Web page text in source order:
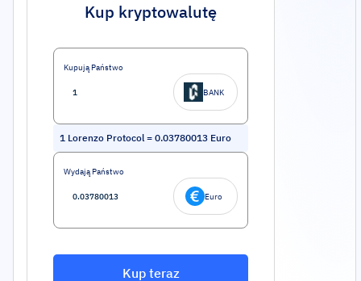
Kup kryptowalutę
Kupują Państwo
BANK
1 Lorenzo Protocol= 0.03780013 Euro
Wydają Państwo
Euro
Kup teraz